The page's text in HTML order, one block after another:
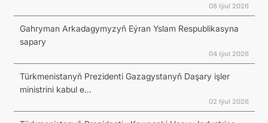
08 Iýul 2026
Gahryman Arkadagymyzyň Eýran Yslam Respublikasyna
sapary
04 Iýul 2026
Türkmenistanyň Prezidenti Gazagystanyň Daşary işler
ministrini kabul e...
02 Iýul 2026